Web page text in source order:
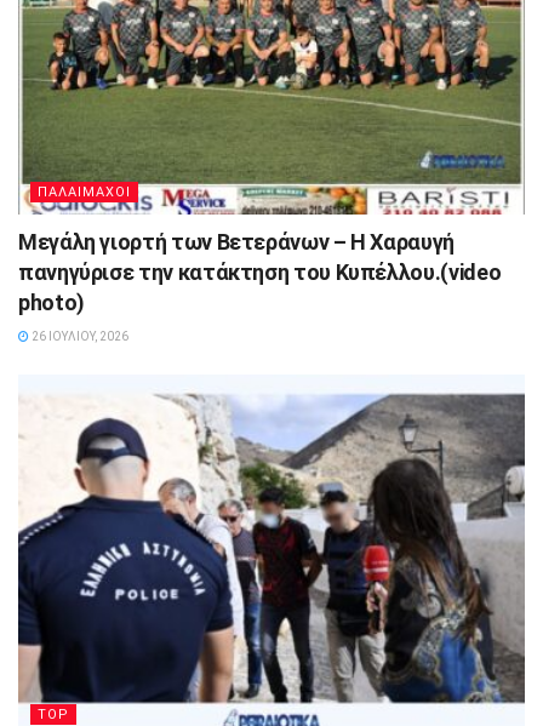
ΠΑΛΑΙΜΑΧΟΙ
Μεγάλη γιορτή των Βετεράνων – Η Χαραυγή
πανηγύρισε την κατάκτηση του Κυπέλλου.(video
photo)
26 ΙΟΥΛΊΟΥ, 2026
TOP